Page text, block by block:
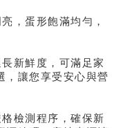
，蛋形飽滿均勻，
新鮮度，可滿足家
，讓您享受安心與營
檢測程序，確保新